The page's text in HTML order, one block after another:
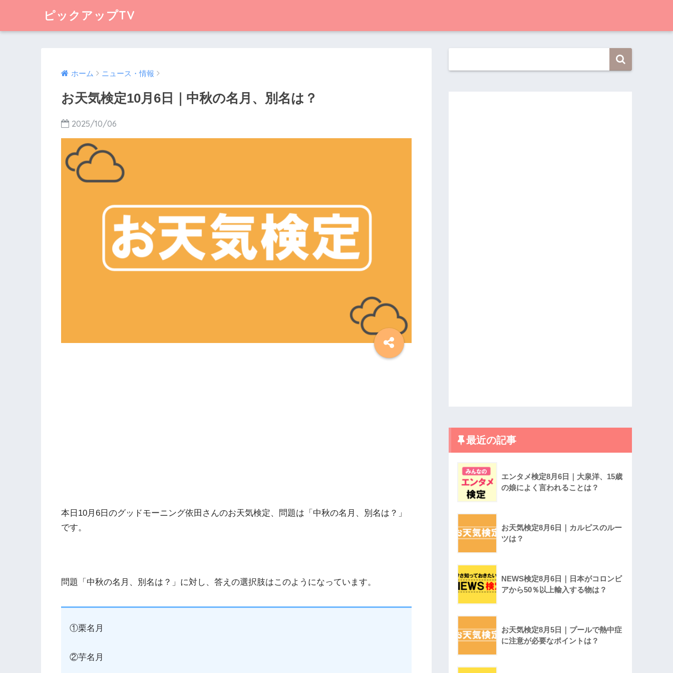
ピックアップTV
ホーム ニュース・情報
お天気検定10月6日｜中秋の名月、別名は？
2025/10/06
本日10月6日のグッドモーニング依田さんのお天気検定、問題は「中秋の名月、別名は？」
です。
問題「中秋の名月、別名は？」に対し、答えの選択肢はこのようになっています。
①栗名月
②芋名月
最近の記事
エンタメ検定8月6日｜大泉洋、15歳
の娘によく言われることは？
お天気検定8月6日｜カルピスのルー
ツは？
NEWS検定8月6日｜日本がコロンビ
アから50％以上輸入する物は？
お天気検定8月5日｜プールで熱中症
に注意が必要なポイントは？